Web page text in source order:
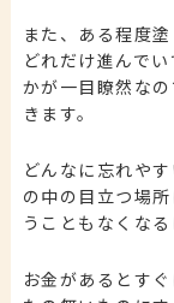
また、ある程度
どれだけ進んで
かが一目瞭然な
きます。
どんなに忘れや
の中の目立つ場
うこともなくなる
お金があるとす